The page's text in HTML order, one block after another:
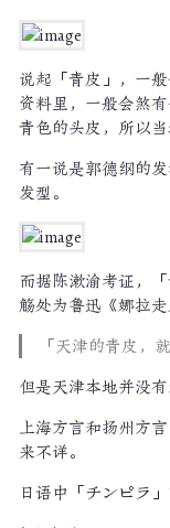
说起「青皮」，一
资料里，一般会煞
青色的头皮，所以当
有一说是郭德纲的
发型。
而据陈漱渝考证，
觞处为鲁迅《娜拉走
「天津的青皮，
但是天津本地并没
上海方言和扬州方
来不详。
日语中「チンピラ